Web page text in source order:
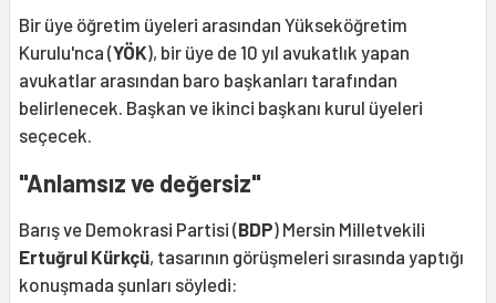
Bir üye öğretim üyeleri arasından Yükseköğretim
Kurulu'nca (YÖK), bir üye de 10 yıl avukatlık yapan
avukatlar arasından baro başkanları tarafından
belirlenecek. Başkan ve ikinci başkanı kurul üyeleri
seçecek.
"Anlamsız ve değersiz"
Barış ve Demokrasi Partisi (BDP) Mersin Milletvekili
Ertuğrul Kürkçü, tasarının görüşmeleri sırasında yaptığı
konuşmada şunları söyledi: